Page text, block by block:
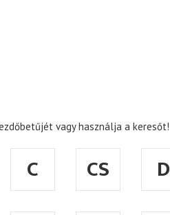
vagy használja a keresőt!
C CS D